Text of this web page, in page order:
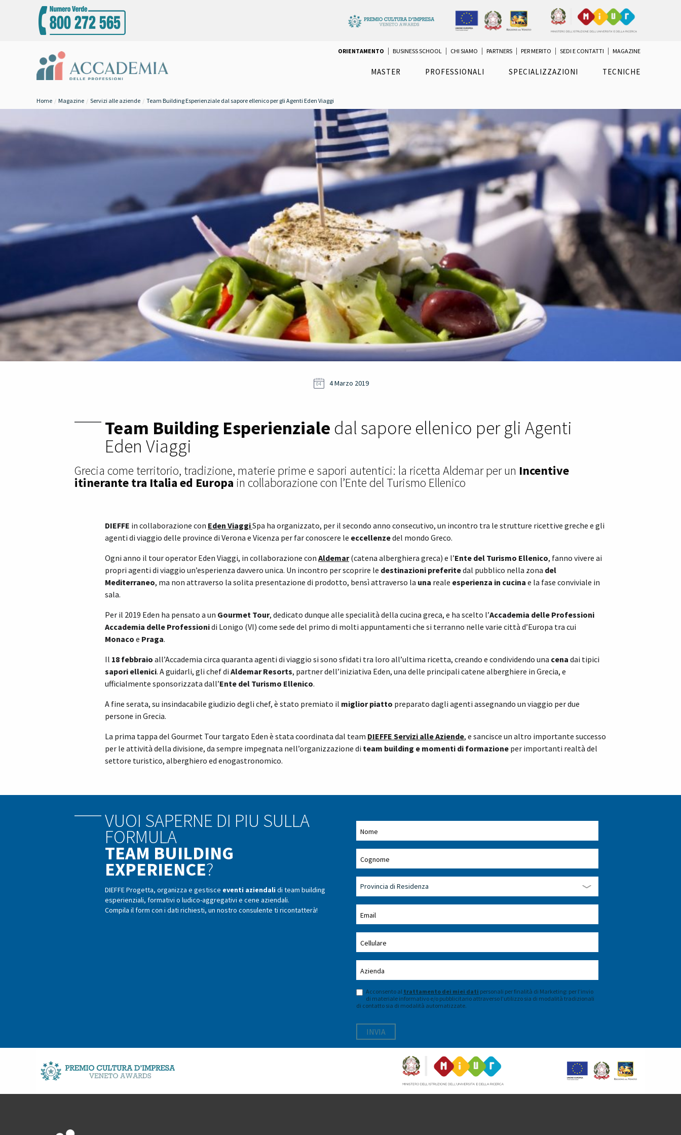
ORIENTAMENTO BUSINESS SCHOOL CHI SIAMO PARTNERS PER MERITO SEDI E CONTATTI MAGAZINE
MASTER PROFESSIONALI SPECIALIZZAZIONI TECNICHE
Home Magazine Servizi alle aziende Team Building Esperienziale dal sapore ellenico per gli Agenti Eden Viaggi
04 4 Marzo 2019
Team Building Esperienziale dal sapore ellenico per gli Agenti
Eden Viaggi
Grecia come territorio, tradizione, materie prime e sapori autentici: la ricetta Aldemar per un Incentive
itinerante tra Italia ed Europa in collaborazione con l’Ente del Turismo Ellenico
DIEFFE in collaborazione con Eden ViaggiSpa ha organizzato, per il secondo anno consecutivo, un incontro tra le strutture ricettive greche e gli
agenti di viaggio delle province di Verona e Vicenza per far conoscere le eccellenzedel mondo Greco.
Ogni anno il tour operator Eden Viaggi, in collaborazione con Aldemar(catena alberghiera greca) e l’Ente del Turismo Ellenico, fanno vivere ai
propri agenti di viaggio un’esperienza davvero unica. Un incontro per scoprire le destinazioni preferitedal pubblico nella zona del
Mediterraneo, ma non attraverso la solita presentazione di prodotto, bensì attraverso la una reale esperienza in cucina e la fase conviviale in
sala.
Per il 2019 Eden ha pensato a un Gourmet Tour, dedicato dunque alle specialità della cucina greca, e ha scelto l’Accademia delle Professioni
Accademia delle Professionidi Lonigo (VI) come sede del primo di molti appuntamenti che si terranno nelle varie città d’Europa tra cui
Monaco e Praga.
Il 18 febbraio all’Accademia circa quaranta agenti di viaggio si sono sfidati tra loro all’ultima ricetta, creando e condividendo una cena dai tipici
sapori ellenici. A guidarli, gli chef di Aldemar Resorts, partner dell’iniziativa Eden, una delle principali catene alberghiere in Grecia, e
ufficialmente sponsorizzata dall’Ente del Turismo Ellenico.
A fine serata, su insindacabile giudizio degli chef, è stato premiato il miglior piatto preparato dagli agenti assegnando un viaggio per due
persone in Grecia.
La prima tappa del Gourmet Tour targato Eden è stata coordinata dal team DIEFFE Servizi alle Aziende, e sancisce un altro importante successo
per le attività della divisione, da sempre impegnata nell’organizzazione di team building e momenti di formazione per importanti realtà del
settore turistico, alberghiero ed enogastronomico.
VUOI SAPERNE DI PIU SULLA
FORMULA
TEAM BUILDING
EXPERIENCE?
DIEFFE Progetta, organizza e gestisce eventi aziendalidi team building
esperienziali, formativi o ludico-aggregativi e cene aziendali.
Compila il form con i dati richiesti, un nostro consulente ti ricontatterà!
Acconsento al trattamento dei miei dati personali per finalità di Marketing: per l’invio
di materiale informativo e/o pubblicitario attraverso l’utilizzo sia di modalità tradizionali
di contatto sia di modalità automatizzate.